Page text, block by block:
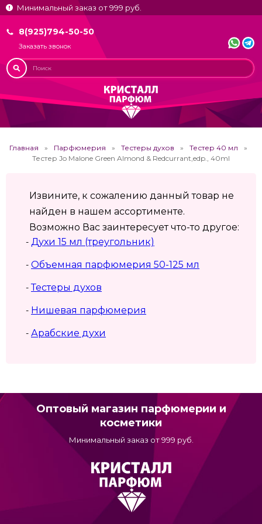
Минимальный заказ от 999 руб.
8(925)794-50-50
Заказать звонок
Главная Парфюмерия Тестеры духов
Тестер 40 мл
Тестер Jo Malone Green Almond & Redcurrant,edp., 40ml
Извините, к сожалению данный товар не
найден в нашем ассортименте.
Возможно Вас заинтересует что-то другое:
- Духи 15 мл (треугольник)
- Объемная парфюмерия 50-125 мл
-Тестеры духов
- Нишевая парфюмерия
- Арабские духи
Оптовый магазин парфюмерии и
косметики
Минимальный заказ от 999 руб.